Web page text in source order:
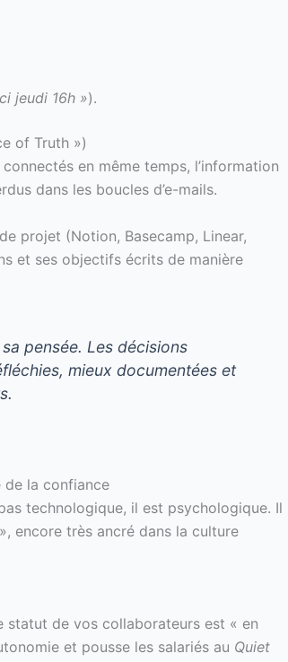
jeudi 16h »).
of Truth »)
en même temps, l’information
dans les boucles d’e-mails.
projet (Notion, Basecamp, Linear,
et ses objectifs écrits de manière
pensée. Les décisions
mieux documentées et
de la confiance
technologique, il est psychologique. Il
encore très ancré dans la culture
statut de vos collaborateurs est « en
et pousse les salariés au Quiet